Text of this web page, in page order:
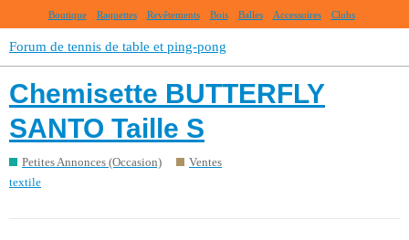
Boutique Raquettes Revêtements Bois Balles Accessoires Clubs
Forum de tennis de table et ping-pong
Chemisette BUTTERFLY
SANTO Taille S
Petites Annonces (Occasion)
Ventes
textile